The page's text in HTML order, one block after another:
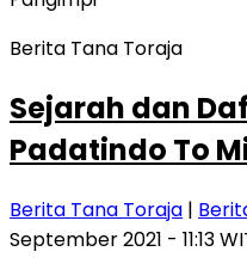
Berita Tana Toraja
Sejarah dan
Padatindo To
Berita Tana Toraja |
September 2021 - 11:13